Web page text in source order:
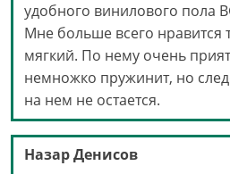
удобного винилового пола
Мне больше всего нравится
мягкий. По нему очень
немножко пружинит, но
на нем не остается.
Назар Денисов